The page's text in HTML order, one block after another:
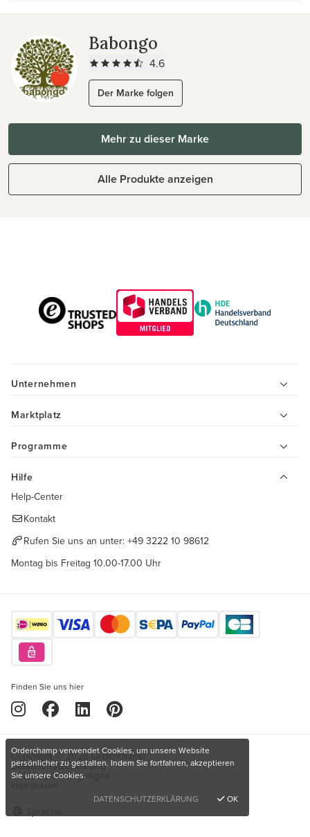
Babongo
4.6
Der Marke folgen
Mehr zu dieser Marke
Alle Produkte anzeigen
Unternehmen
Marktplatz
Programme
Hilfe
Help-Center
Kontakt
Rufen Sie uns an unter: +49 3222 10 98612
Montag bis Freitag 10.00-17.00 Uhr
Finden Sie uns hier
Copyright © 2026 Orderchamp
Datenschutzerklärung
Nutzungsbedingungen
Orderchamp verwendet Cookies, um unsere Website
persönlicher zu gestalten. Indem Sie fortfahren, akzeptieren
Sie unsere Cookies.
DATENSCHUTZERKLÄRUNG
OK